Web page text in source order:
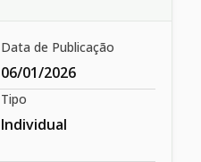
Data de Publicação
06/01/2026
Tipo
Individual